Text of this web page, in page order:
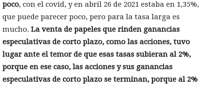
poco, con el covid, y en abril 26 de 2021 estaba en 1,35%,
que puede parecer poco, pero para la tasa larga es
mucho. La venta de papeles que rinden ganancias
especulativas de corto plazo, como las acciones, tuvo
lugar ante el temor de que esas tasas subieran al 2%,
porque en ese caso, las acciones y sus ganancias
especulativas de corto plazo se terminan, porque al 2%